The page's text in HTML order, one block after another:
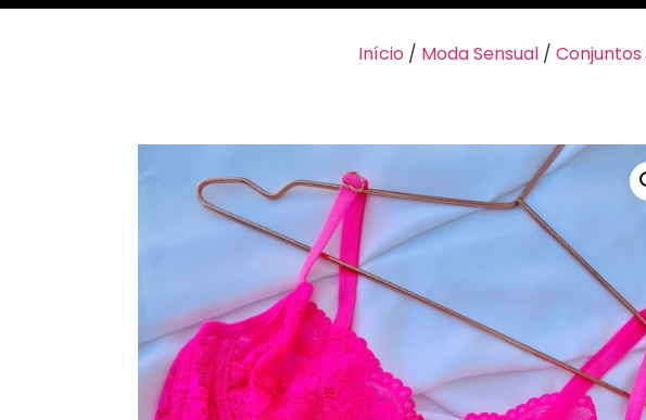
Início / Moda Sensual / Conjuntos